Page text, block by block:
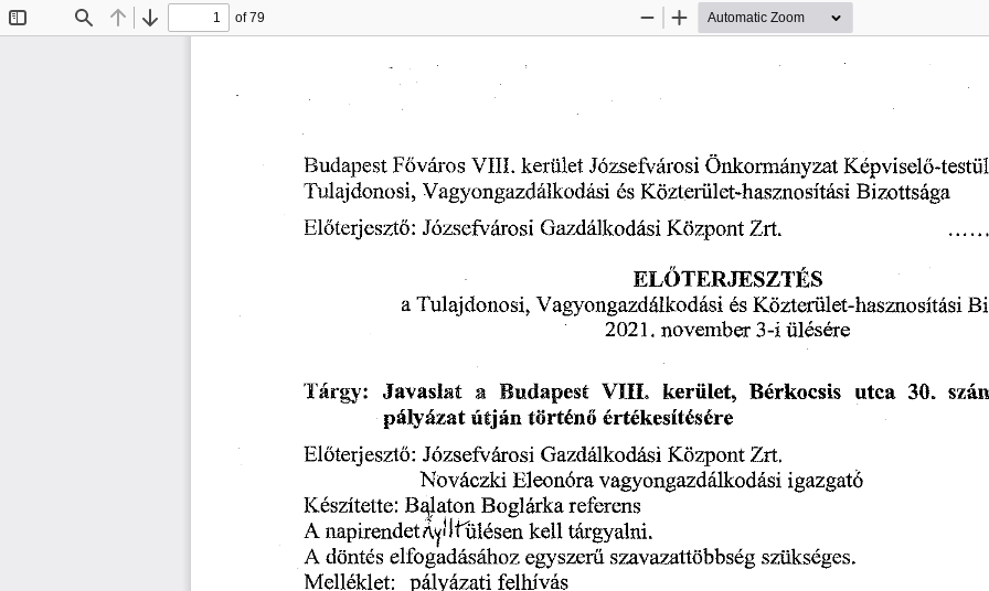
Find Previous
Next
of 79
Zoom
Zoom
Budapest Fovaros VIII. kerulet Jozsefvarosi Onkormanyzat Kepviselo-
Tulajdonosi, Vagyongazdalkodasi es Kozteriilet-hasznositasi Bizottsaga
Eldterjesztd: Jozsefvarosi Gazdalkodasi Kozpont Zrt.
ELOTERJESZTES
a Tulajdonosi, Vagyongazdalkodasi es Kozteriilet-hasznositasi
2021. november 3-i ulesere
Targy: Javaslat a Budapest VIII. kerulet, Berkocsis utca 30.
palyazat utjan torteno ertekesitesere
Eldterjesztd: Jozsefvarosi Gazdalkodasi Kozpont Zrt.
Novaczki Eleonora vagyongazdalkodasi igazgatd
Keszitette: Balaton Boglarka referens
A napirendetAyiitulesen kell targyalni.
A dontes elfogadasahoz egyszeru szavazattobbseg sziikseges.
Melleklet:
palyazati felhivas